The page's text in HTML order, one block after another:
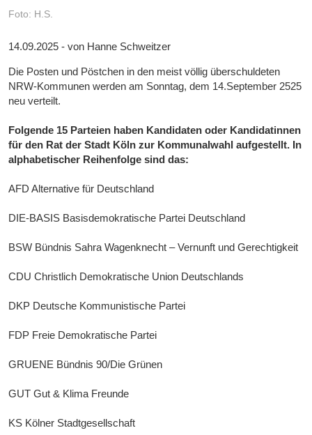
Foto: H.S.
14.09.2025 - von Hanne Schweitzer
Die Posten und Pöstchen in den meist völlig überschuldeten
NRW-Kommunen werden am Sonntag, dem 14.September 2525
neu verteilt.
Folgende 15 Parteien haben Kandidaten oder Kandidatinnen
für den Rat der Stadt Köln zur Kommunalwahl aufgestellt. In
alphabetischer Reihenfolge sind das:
AFD Alternative für Deutschland
DIE-BASIS Basisdemokratische Partei Deutschland
BSW Bündnis Sahra Wagenknecht – Vernunft und Gerechtigkeit
CDU Christlich Demokratische Union Deutschlands
DKP Deutsche Kommunistische Partei
FDP Freie Demokratische Partei
GRUENE Bündnis 90/Die Grünen
GUT Gut & Klima Freunde
KS Kölner Stadtgesellschaft